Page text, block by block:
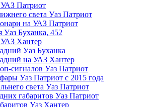
Патриот
света Уаз Патриот
на УАЗ Патриот
Буханка, 452
Хантер
Уаз Буханка
на УАЗ Хантер
сигналов Уаз Патриот
Уаз Патриот с 2015 года
света Уаз Патриот
габаритов Уаз Патриот
Уаз Хантер